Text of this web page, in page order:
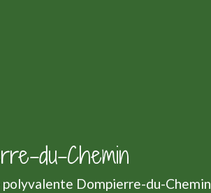
du-Chemin
Dompierre-du-Chemin